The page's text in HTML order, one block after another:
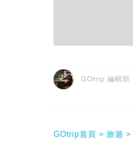
GOtrip 編輯部
GOtrip首頁 旅遊